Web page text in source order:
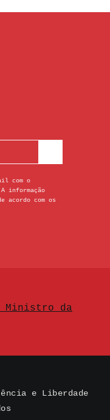
com o
informação
acordo com os
e Liberdade